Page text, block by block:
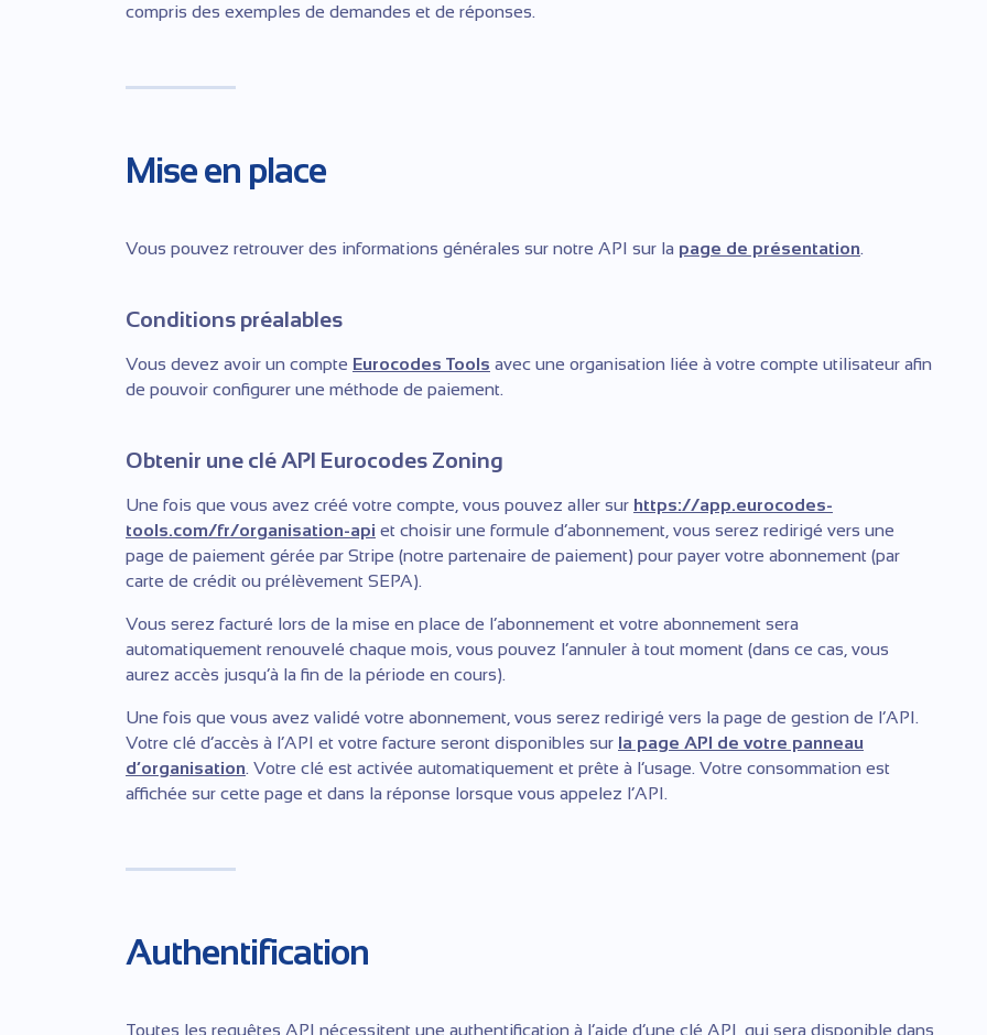
compris des exemples de demandes et de réponses.
Mise en place
Vous pouvez retrouver des informations générales sur notre API sur la page de présentation.
Conditions préalables
Vous devez avoir un compte Eurocodes Tools avec une organisation liée à votre compte utilisateur afin
de pouvoir configurer une méthode de paiement.
Obtenir une clé API Eurocodes Zoning
Une fois que vous avez créé votre compte, vous pouvez aller sur https://app.eurocodes-
tools.com/fr/organisation-api et choisir une formule d’abonnement, vous serez redirigé vers une
page de paiement gérée par Stripe (notre partenaire de paiement) pour payer votre abonnement (par
carte de crédit ou prélèvement SEPA).
Vous serez facturé lors de la mise en place de l’abonnement et votre abonnement sera
automatiquement renouvelé chaque mois, vous pouvez l’annuler à tout moment (dans ce cas, vous
aurez accès jusqu’à la fin de la période en cours).
Une fois que vous avez validé votre abonnement, vous serez redirigé vers la page de gestion de l’API.
Votre clé d’accès à l’API et votre facture seront disponibles sur la page API de votre panneau
d’organisation. Votre clé est activée automatiquement et prête à l’usage. Votre consommation est
affichée sur cette page et dans la réponse lorsque vous appelez l’API.
Authentification
Toutes les requêtes API nécessitent une authentification à l’aide d’une clé API, qui sera disponible dans